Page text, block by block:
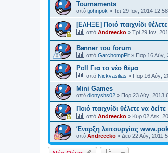
Tournaments
από tjohnpok » Τετ 29 Ιαν, 2014
[ΕΛΗΞΕ] Ποιό παιχνίδι
από Andreecko » Τρί 29 Ιαν,
Banner του forum
από GarchompPit » Παρ 16 Αύγ,
Poll Για το νέο θέμα
από Nickvasilias » Παρ 16 Αύγ,
Mini Games
από dionyshs02 » Παρ 23 Αύγ, 2013
Ποιό παιχνίδι θέλετε να
από Andreecko » Κυρ 02 Δεκ,
Έναρξη λειτουργίας
από Andreecko » Δευ 22 Αύγ, 2011